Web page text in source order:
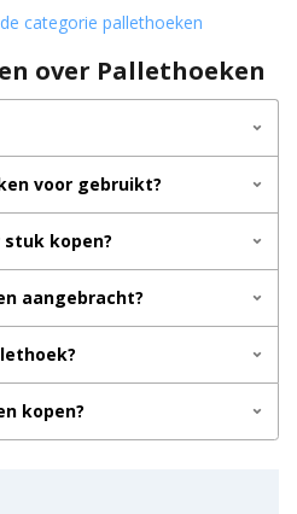
categorie pallethoeken
over Pallethoeken
voor gebruikt?
kopen?
aangebracht?
kopen?